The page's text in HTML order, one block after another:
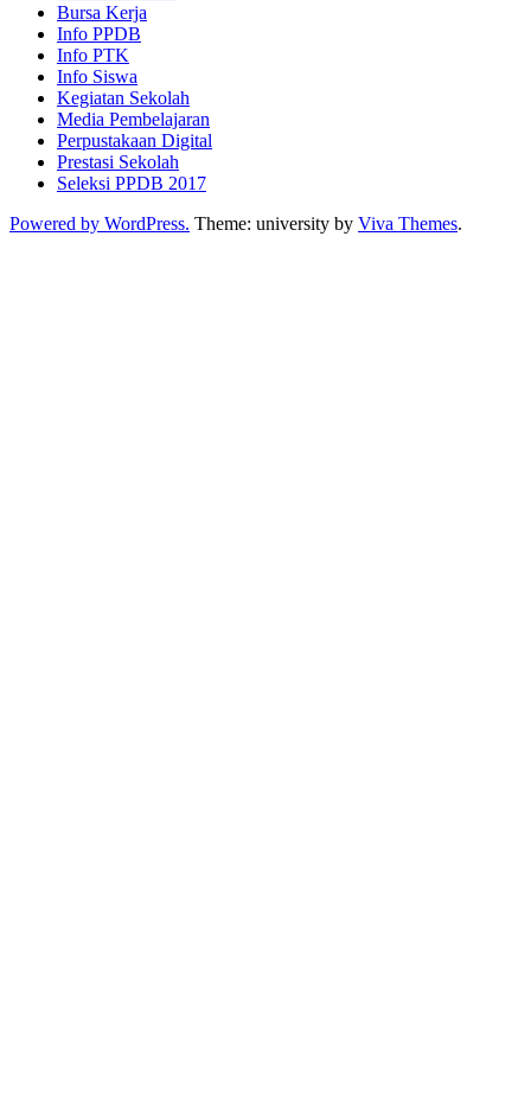
Bursa Kerja
Info PPDB
Info PTK
Info Siswa
Kegiatan Sekolah
Media Pembelajaran
Perpustakaan Digital
Prestasi Sekolah
Seleksi PPDB 2017
Powered by WordPress. Theme: university by Viva Themes.